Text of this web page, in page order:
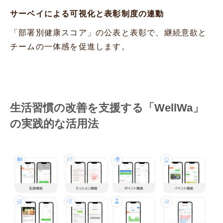
サーベイによる可視化と表彰制度の連動
「部署別健康スコア」の公表と表彰で、継続意欲と
チームの一体感を促進します。
生活習慣の改善を支援する「WellWa」
の実践的な活用法